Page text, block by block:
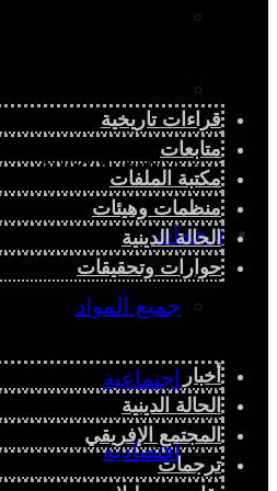
دراسة اقتصادية
ترجمات
جميع المواد
اجتماعية
اقتصادية
قراءات تاريخية
متابعات
مكتبة الملفات
منظمات وهيئات
الحالة الدينية
حوارات وتحقيقات
أخبار
الحالة الدينية
المجتمع الإفريقي
ترجمات